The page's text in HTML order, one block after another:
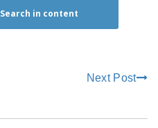
Next Post
Search in content